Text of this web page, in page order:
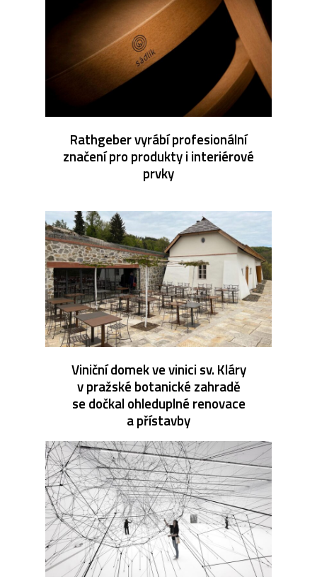
Rathgeber vyrábí profesionální
značení pro produkty i interiérové
prvky
Viniční domek ve vinici sv. Kláry
v pražské botanické zahradě
se dočkal ohleduplné renovace
a přístavby